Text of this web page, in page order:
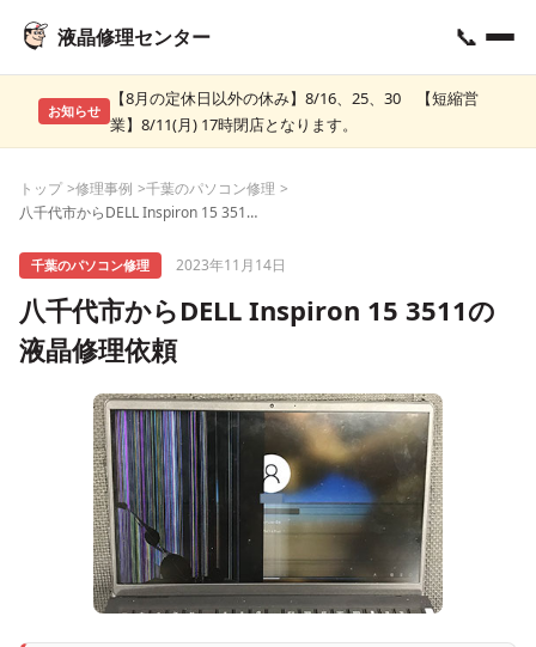
液晶修理センター 📞
お知らせ
【8月の定休日以外の休み】8/16、25、30 【短縮営
業】8/11(月) 17時閉店となります。
トップ 修理事例
千葉のパソコン修理
八千代市からDELL Inspiron 15 3511の液晶修理依頼
千葉のパソコン修理 2023年11月14日
八千代市からDELL Inspiron 15 3511の
液晶修理依頼